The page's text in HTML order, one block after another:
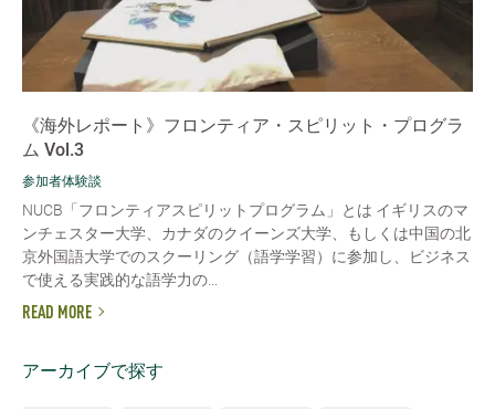
《海外レポート》フロンティア・スピリット・プログラ
ム Vol.3
参加者体験談
NUCB「フロンティアスピリットプログラム」とは イギリスのマ
ンチェスター大学、カナダのクイーンズ大学、もしくは中国の北
京外国語大学でのスクーリング（語学学習）に参加し、ビジネス
で使える実践的な語学力の...
READ MORE
アーカイブで探す